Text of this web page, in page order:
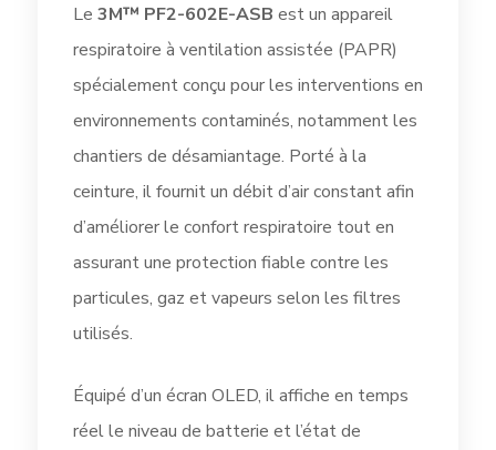
Le 3M™ PF2-602E-ASB est un appareil
respiratoire à ventilation assistée (PAPR)
spécialement conçu pour les interventions en
environnements contaminés, notamment les
chantiers de désamiantage. Porté à la
ceinture, il fournit un débit d’air constant afin
d’améliorer le confort respiratoire tout en
assurant une protection fiable contre les
particules, gaz et vapeurs selon les filtres
utilisés.
Équipé d’un écran OLED, il affiche en temps
réel le niveau de batterie et l’état de